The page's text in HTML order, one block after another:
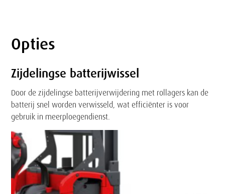
Tekst
Opties
Zijdelingse batterijwissel
Door de zijdelingse batterijverwijdering met rollagers kan de
batterij snel worden verwisseld, wat efficiënter is voor
gebruik in meerploegendienst.